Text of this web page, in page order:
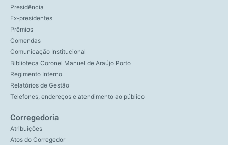
Presidência
Ex-presidentes
Prêmios
Comendas
Comunicação Institucional
Biblioteca Coronel Manuel de Araújo Porto
Regimento Interno
Relatórios de Gestão
Telefones, endereços e atendimento ao público
Corregedoria
Atribuições
Atos do Corregedor